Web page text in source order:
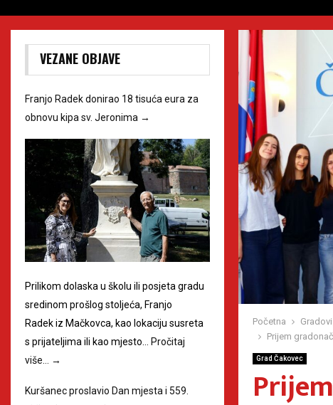
Početna Gradovi
Prijem
Grad Čakovec
VEZANE OBJAVE
Franjo Radek donirao 18 tisuća eura za
obnovu kipa sv. Jeronima →
Prilikom dolaska u školu ili posjeta gradu
sredinom prošlog stoljeća, Franjo
Radek iz Mačkovca, kao lokaciju susreta
s prijateljima ili kao mjesto… Pročitaj
više… →
Kuršanec proslavio Dan mjesta i 559.